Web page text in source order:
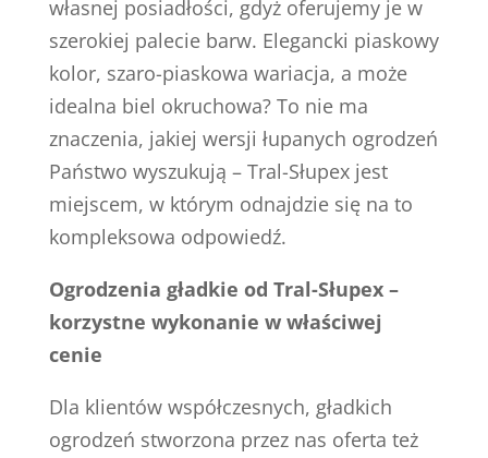
własnej posiadłości, gdyż oferujemy je w
szerokiej palecie barw. Elegancki piaskowy
kolor, szaro-piaskowa wariacja, a może
idealna biel okruchowa? To nie ma
znaczenia, jakiej wersji łupanych ogrodzeń
Państwo wyszukują – Tral-Słupex jest
miejscem, w którym odnajdzie się na to
kompleksowa odpowiedź.
Ogrodzenia gładkie od Tral-Słupex –
korzystne wykonanie w właściwej
cenie
Dla klientów współczesnych, gładkich
ogrodzeń stworzona przez nas oferta też